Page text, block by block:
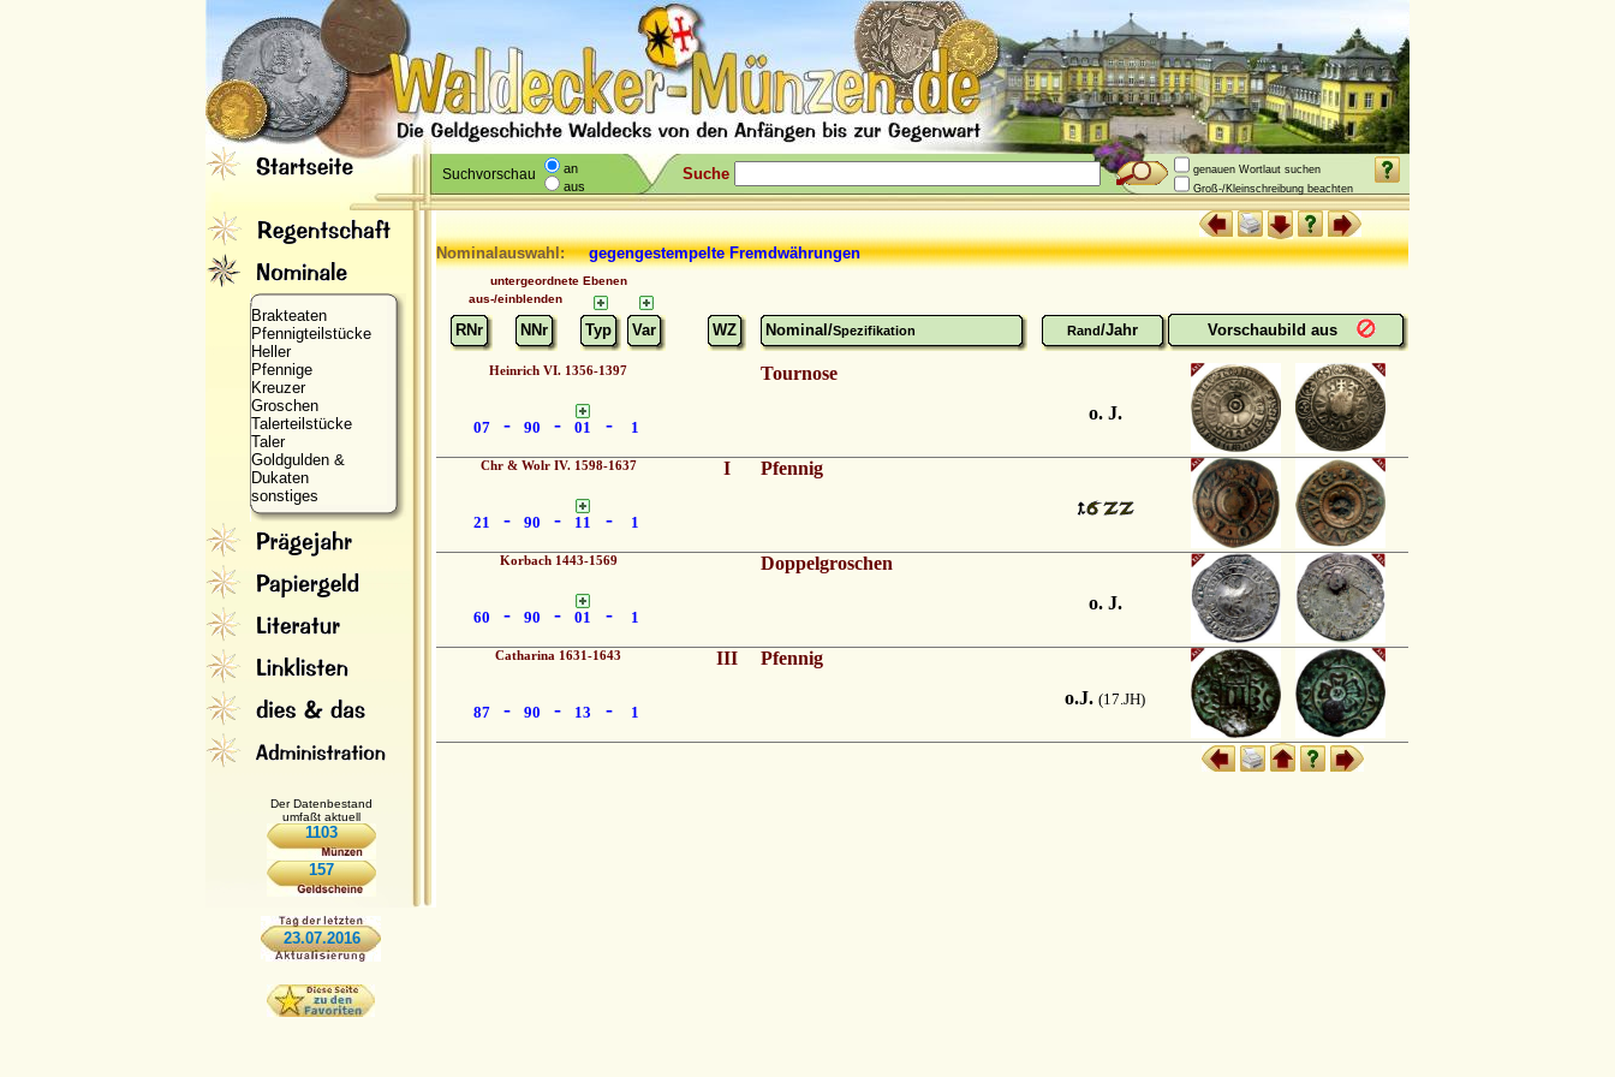
Suchvorschau
an
aus
Suche
genauen Wortlaut suchen
Groß-/Kleinschreibung beachten
Brakteaten
Pfennigteilstücke
Heller
Pfennige
Kreuzer
Groschen
Talerteilstücke
Taler
Goldgulden &
Dukaten
sonstiges
Der Datenbestand
umfaßt aktuell
1103
157
23.07.2016
Nominalauswahl:gegengestempelte Fremdwährungen
untergeordnete Ebenen
aus-/einblenden
RNr NNr Typ Var WZ Nominal/Spezifikation Rand/Jahr Vorschaubild aus
Heinrich VI. 1356-1397
07 - 90 - 01 - 1
Tournose
o. J.
Chr & Wolr IV. 1598-1637
21 - 90 - 11 - 1
I Pfennig
Korbach 1443-1569
60 - 90 - 01 - 1
Doppelgroschen
o. J.
Catharina 1631-1643
87 - 90 - 13 - 1
III
Pfennig
o.J. (17.JH)